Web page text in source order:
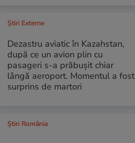
Știri Externe
Dezastru aviatic în Kazahstan,
după ce un avion plin cu
pasageri s-a prăbușit chiar
lângă aeroport. Momentul a fost
surprins de martori
Știri România